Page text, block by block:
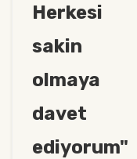
Herkesi
sakin
olmaya
davet
ediyorum"